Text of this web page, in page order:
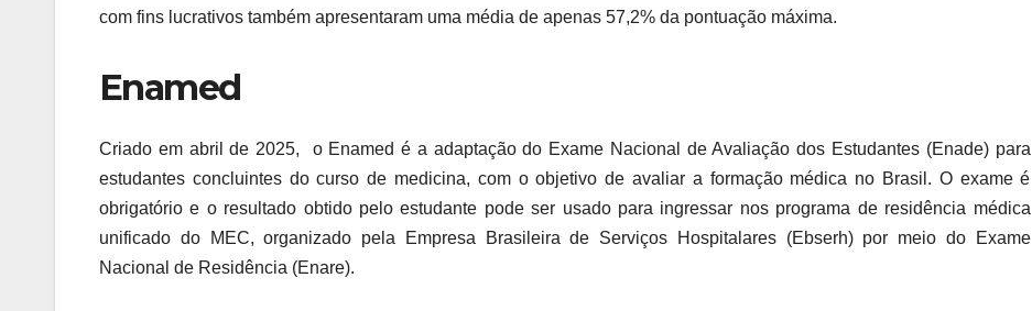
com fins lucrativos também apresentaram uma média de apenas 57,2% da pontuação máxima.
Enamed
Criado em abril de 2025, o Enamed é a adaptação do Exame Nacional de Avaliação dos Estudantes (Enade) para
estudantes concluintes do curso de medicina, com o objetivo de avaliar a formação médica no Brasil. O exame é
obrigatório e o resultado obtido pelo estudante pode ser usado para ingressar nos programa de residência médica
unificado do MEC, organizado pela Empresa Brasileira de Serviços Hospitalares (Ebserh) por meio do Exame
Nacional de Residência (Enare).